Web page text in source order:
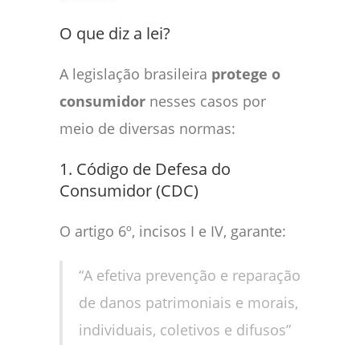
O que diz a lei?
A legislação brasileira protege o
consumidor nesses casos por
meio de diversas normas:
1. Código de Defesa do
Consumidor (CDC)
O artigo 6º, incisos I e IV, garante:
“A efetiva prevenção e reparação
de danos patrimoniais e morais,
individuais, coletivos e difusos”